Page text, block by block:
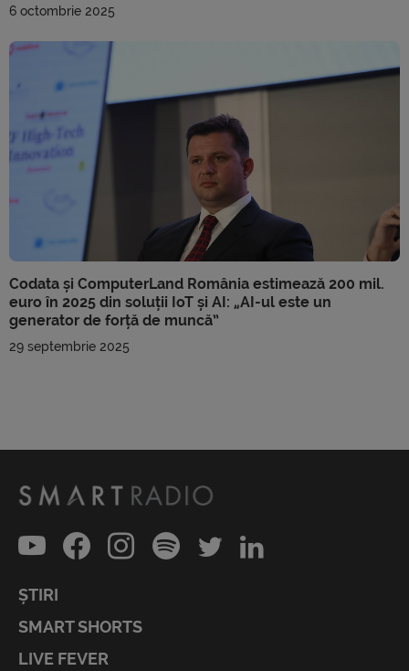
6 octombrie 2025
Codata și ComputerLand România estimează 200 mil.
euro în 2025 din soluții IoT și AI: „AI-ul este un
generator de forță de muncă”
29 septembrie 2025
ȘTIRI
SMART SHORTS
LIVE FEVER